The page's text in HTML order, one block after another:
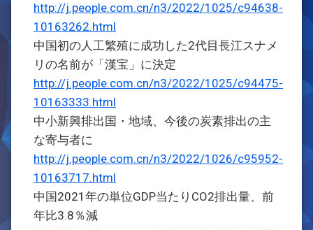
http://j.people.com.cn/n3/2022/1025/c94638-
10163262.html
中国初の人工繁殖に成功した2代目長江スナメ
リの名前が「漢宝」に決定
http://j.people.com.cn/n3/2022/1025/c94475-
10163333.html
中小新興排出国・地域、今後の炭素排出の主
な寄与者に
http://j.people.com.cn/n3/2022/1026/c95952-
10163717.html
中国2021年の単位GDP当たりCO2排出量、前
年比3.8％減